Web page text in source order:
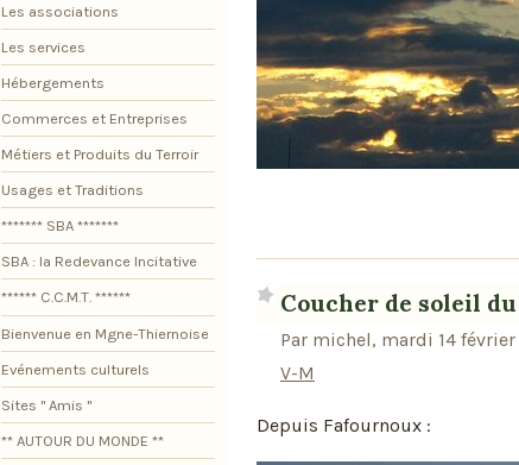
Coucher de soleil
Par michel, mardi 14 février
V-M
Depuis Fafournoux :
Les associations
Les services
Hébergements
Commerces et Entreprises
Métiers et Produits du Terroir
Usages et Traditions
******* SBA *******
SBA : la Redevance Incitative
****** C.C.M.T. ******
Bienvenue en Mgne-Thiernoise
Evénements culturels
Sites " Amis "
** AUTOUR DU MONDE **